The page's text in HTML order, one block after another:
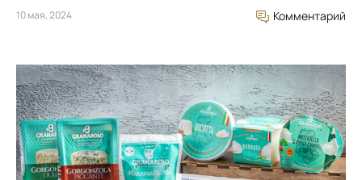
10 мая, 2024 Комментарий